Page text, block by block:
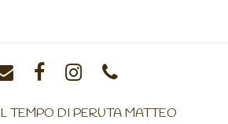
TEMPO DI PERUTA MATTEO